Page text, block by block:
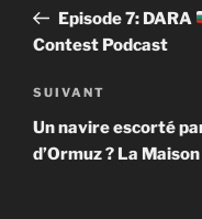
l’article
précédent
Episode 7: DARA
Contest Podcast
Article
suivant
SUIVANT
Un navire escorté
d’Ormuz ? La